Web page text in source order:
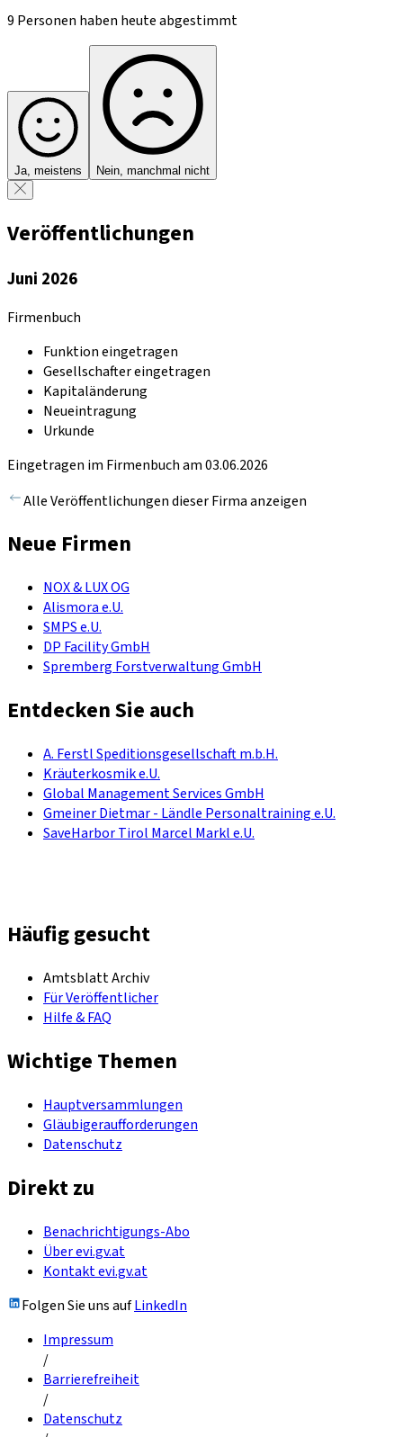
9 Personen haben heute abgestimmt
Ja, meistens Nein, manchmal nicht
Veröffentlichungen
Juni 2026
Firmenbuch
Funktion eingetragen
Gesellschafter eingetragen
Kapitaländerung
Neueintragung
Urkunde
Eingetragen im Firmenbuch am 03.06.2026
Alle Veröffentlichungen dieser Firma anzeigen
Neue Firmen
NOX & LUX OG
Alismora e.U.
SMPS e.U.
DP Facility GmbH
Spremberg Forstverwaltung GmbH
Entdecken Sie auch
A. Ferstl Speditionsgesellschaft m.b.H.
Kräuterkosmik e.U.
Global Management Services GmbH
Gmeiner Dietmar - Ländle Personaltraining e.U.
SaveHarbor Tirol Marcel Markl e.U.
Häufig gesucht
Amtsblatt Archiv
Für Veröffentlicher
Hilfe & FAQ
Wichtige Themen
Hauptversammlungen
Gläubigeraufforderungen
Datenschutz
Direkt zu
Benachrichtigungs-Abo
Über evi.gv.at
Kontakt evi.gv.at
Folgen Sie uns aufLinkedIn
Impressum
/
Barrierefreiheit
/
Datenschutz